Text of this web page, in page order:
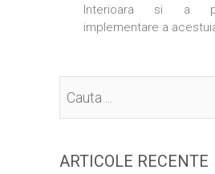
Interioara si a
implementare a
ARTICOLE RECENTE